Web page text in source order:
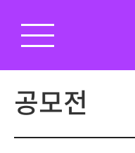
공모전